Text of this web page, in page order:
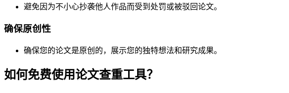
避免因为不小心抄袭他人作品而受到处罚或被驳回论文。
确保原创性
确保您的论文是原创的，展示您的独特想法和研究成果。
如何免费使用论文查重工具？